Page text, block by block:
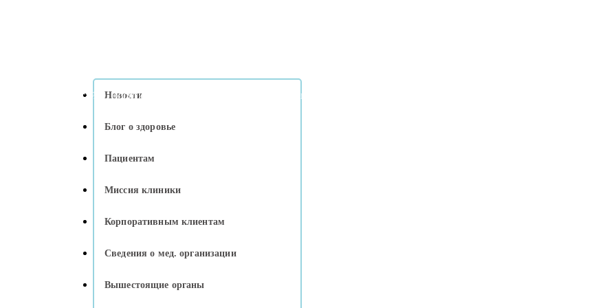
сайте, носят справочный характер. Для уточнения цен обращайтесь по телефонам клиники
Новости
Блог о здоровье
Пациентам
Миссия клиники
Корпоративным клиентам
Сведения о мед. организации
Вышестоящие органы